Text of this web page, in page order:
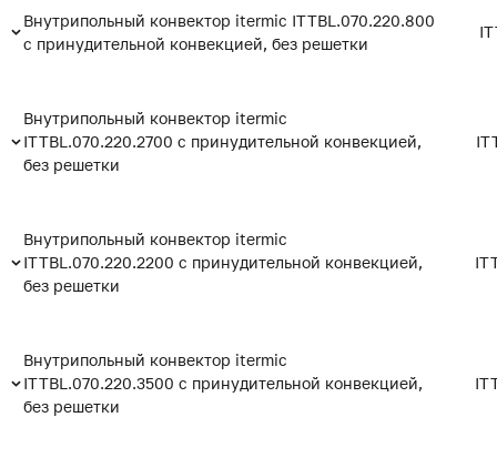
Внутрипольный конвектор itermic ITTBL.070.220.800
с принудительной конвекцией, без решетки
Внутрипольный конвектор itermic
ITTBL.070.220.2700 с принудительной конвекцией,
без решетки
Внутрипольный конвектор itermic
ITTBL.070.220.2200 с принудительной конвекцией,
без решетки
Внутрипольный конвектор itermic
ITTBL.070.220.3500 с принудительной конвекцией,
без решетки